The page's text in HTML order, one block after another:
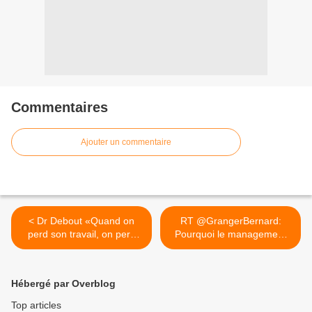
Commentaires
Ajouter un commentaire
< Dr Debout «Quand on
perd son travail, on perd
la...
RT @GrangerBernard:
Pourquoi le management
peut... >
Hébergé par Overblog
Top articles